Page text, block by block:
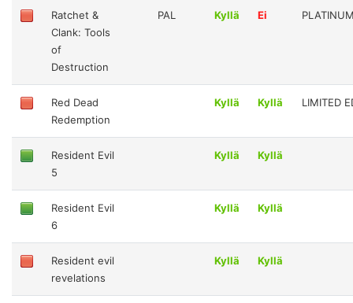
Ratchet &
Clank: Tools
of
Destruction
PAL Kyllä Ei
Red Dead
Redemption
Kyllä Kyllä LIMITED
Resident Evil
5
Kyllä Kyllä
Resident Evil
6
Kyllä Kyllä
Resident evil
revelations
Kyllä Kyllä